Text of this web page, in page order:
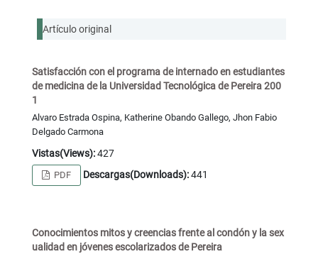
Artículo original
Satisfacción con el programa de internado en estudiantes
de medicina de la Universidad Tecnológica de Pereira 200
1
Alvaro Estrada Ospina, Katherine Obando Gallego, Jhon Fabio
Delgado Carmona
Vistas(Views):427
PDF Descargas(Downloads):441
Conocimientos mitos y creencias frente al condón y la sex
ualidad en jóvenes escolarizados de Pereira